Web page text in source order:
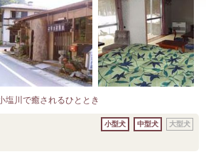
川で癒されるひととき
小型犬 中型犬 大型犬